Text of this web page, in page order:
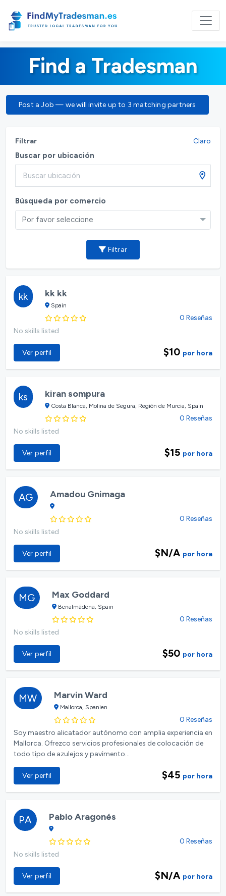
Find a Tradesman
Post a Job — we will invite up to 3 matching partners
Filtrar Claro
Buscar por ubicación
Búsqueda por comercio
Por favor seleccione
Filtrar
kk kk kk
Spain
0 Reseñas
No skills listed
Ver perfil $10 por hora
ks kiran sompura
Costa Blanca, Molina de Segura, Región de Murcia, Spain
0 Reseñas
No skills listed
Ver perfil $15 por hora
AG Amadou Gnimaga
0 Reseñas
No skills listed
Ver perfil $N/A por hora
MG Max Goddard
Benalmádena, Spain
0 Reseñas
No skills listed
Ver perfil $50 por hora
MW Marvin Ward
Mallorca, Spanien
0 Reseñas
Soy maestro alicatador autónomo con amplia experiencia en
Mallorca. Ofrezco servicios profesionales de colocación de
todo tipo de azulejos y pavimento...
Ver perfil $45 por hora
PA Pablo Aragonés
0 Reseñas
No skills listed
Ver perfil $N/A por hora